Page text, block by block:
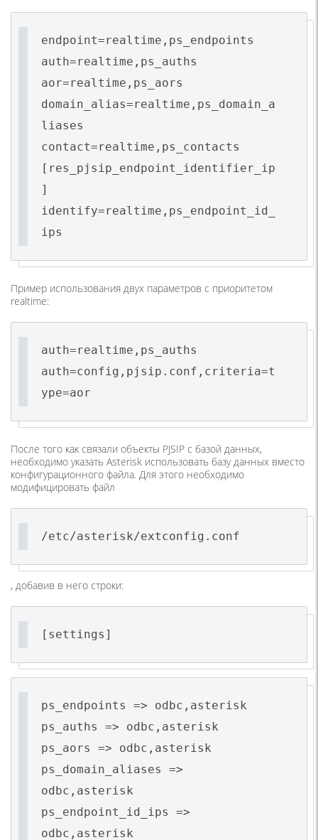
endpoint=realtime,ps_endpoints
auth=realtime,ps_auths
aor=realtime,ps_aors
domain_alias=realtime,ps_domain_a
liases
contact=realtime,ps_contacts
[res_pjsip_endpoint_identifier_ip
]
identify=realtime,ps_endpoint_id_
ips
Пример использования двух параметров с приоритетом
realtime:
auth=realtime,ps_auths
auth=config,pjsip.conf,criteria=t
ype=aor
После того как связали объекты PJSIP с базой данных,
необходимо указать Asterisk использовать базу данных вместо
конфигурационного файла. Для этого необходимо
модифицировать файл
/etc/asterisk/extconfig.conf
, добавив в него строки:
[settings]
ps_endpoints => odbc,asterisk
ps_auths => odbc,asterisk
ps_aors => odbc,asterisk
ps_domain_aliases =>
odbc,asterisk
ps_endpoint_id_ips =>
odbc,asterisk